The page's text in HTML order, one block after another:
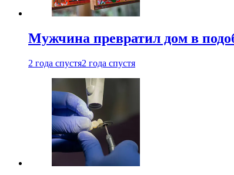
Мужчина превратил дом в
2 года спустя2 года спустя